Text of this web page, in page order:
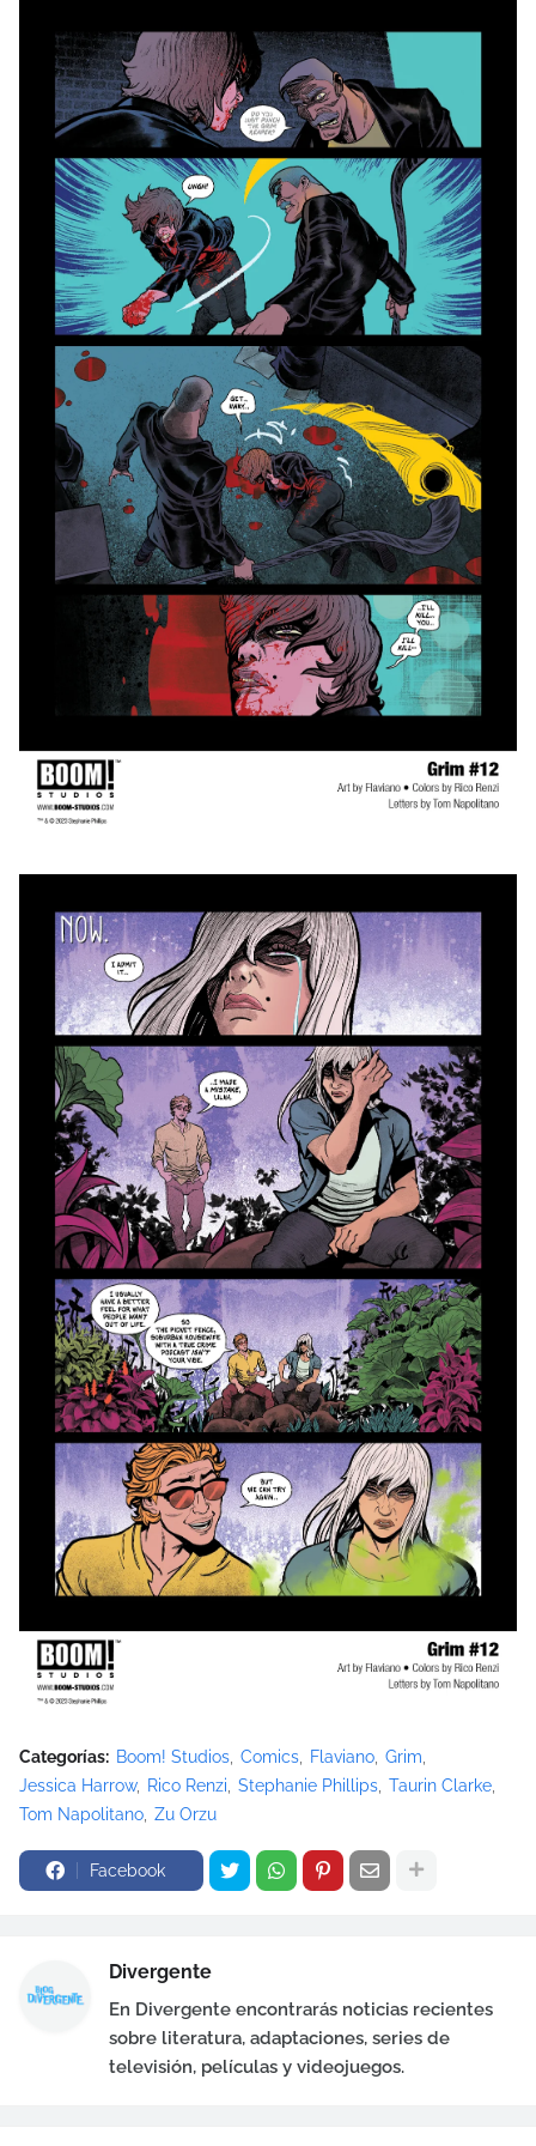
Categorías: Boom! Studios Comics Flaviano Grim
Jessica Harrow
Rico Renzi Stephanie Phillips Taurin Clarke
Tom Napolitano Zu Orzu
Facebook
Divergente
En Divergente encontrarás noticias recientes
sobre literatura, adaptaciones, series de
televisión, películas y videojuegos.